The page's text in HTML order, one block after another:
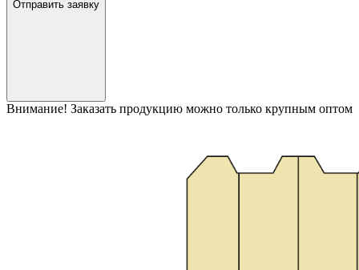
Отправить заявку
Внимание! Заказать продукцию можно только крупным оптом